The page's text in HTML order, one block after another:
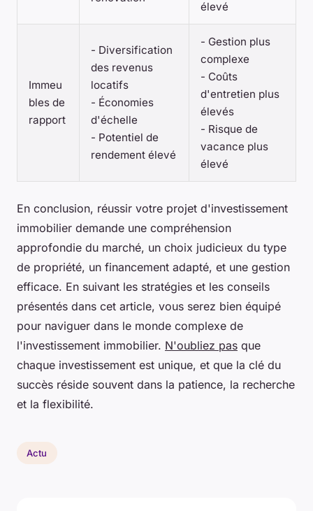
élevé
Immeu
bles de
rapport
- Diversification
des revenus
locatifs
- Économies
d'échelle
- Potentiel de
rendement élevé
- Gestion plus
complexe
- Coûts
d'entretien plus
élevés
- Risque de
vacance plus
élevé
En conclusion, réussir votre projet d'investissement
immobilier demande une compréhension
approfondie du marché, un choix judicieux du type
de propriété, un financement adapté, et une gestion
efficace. En suivant les stratégies et les conseils
présentés dans cet article, vous serez bien équipé
pour naviguer dans le monde complexe de
l'investissement immobilier. N'oubliez pas que
chaque investissement est unique, et que la clé du
succès réside souvent dans la patience, la recherche
et la flexibilité.
Actu